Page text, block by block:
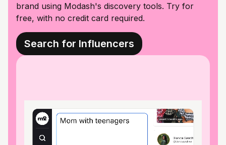
brand using Modash's discovery tools. Try for
free, with no credit card required.
Search for Influencers